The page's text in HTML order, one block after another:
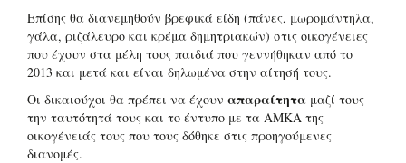
Επίσης θα διανεμηθούν βρεφικά είδη (πάνες, μωρομάντηλα,
γάλα, ριζάλευρο και κρέμα δημητριακών) στις οικογένειες
που έχουν στα μέλη τους παιδιά που γεννήθηκαν από το
2013 και μετά και είναι δηλωμένα στην αίτησή τους.
Οι δικαιούχοι θα πρέπει να έχουν απαραίτητα μαζί τους
την ταυτότητά τους και το έντυπο με τα ΑΜΚΑ της
οικογένειάς τους που τους δόθηκε στις προηγούμενες
διανομές.